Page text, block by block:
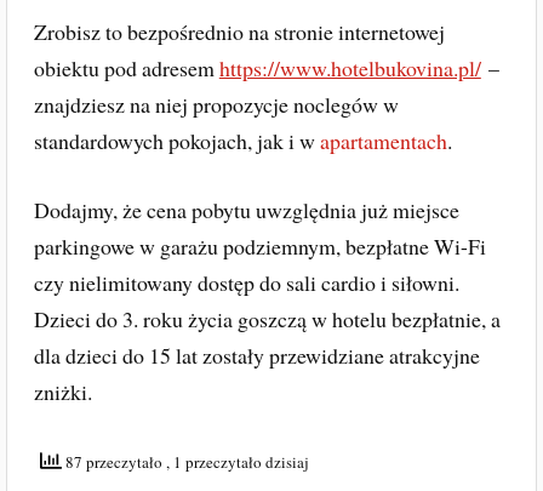
Zrobisz to bezpośrednio na stronie internetowej
obiektu pod adresemhttps://www.hotelbukovina.pl/–
znajdziesz na niej propozycje noclegów w
standardowych pokojach, jak i wapartamentach.
Dodajmy, że cena pobytu uwzględnia już miejsce
parkingowe w garażu podziemnym, bezpłatne Wi-Fi
czy nielimitowany dostęp do sali cardio i siłowni.
Dzieci do 3. roku życia goszczą w hotelu bezpłatnie, a
dla dzieci do 15 lat zostały przewidziane atrakcyjne
zniżki.
87 przeczytało , 1 przeczytało dzisiaj